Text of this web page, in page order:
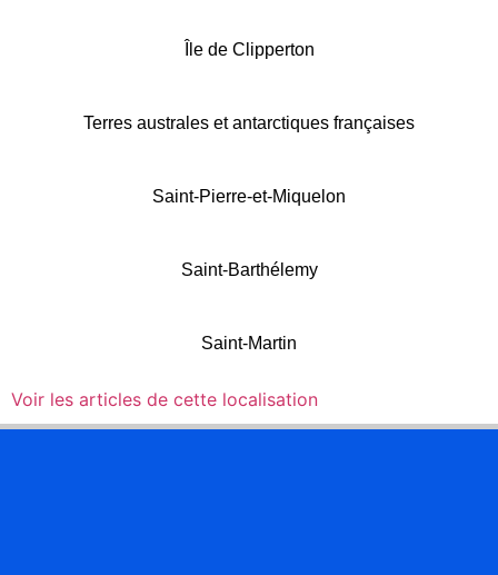
Île de Clipperton
Terres australes et antarctiques françaises
Saint-Pierre-et-Miquelon
Saint-Barthélemy
Saint-Martin
Voir les articles de cette localisation